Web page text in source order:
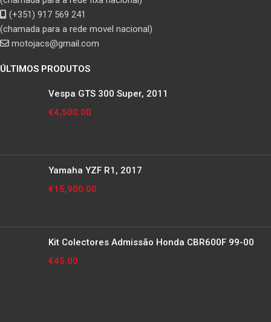
(+351) 917 569 241
(chamada para a rede movel nacional)
motojacs@gmail.com
ÚLTIMOS PRODUTOS
Vespa GTS 300 Super, 2011
€4,500.00
Yamaha YZF R1, 2017
€15,900.00
Kit Colectores Admissão Honda CBR600F 99-00
€45.00